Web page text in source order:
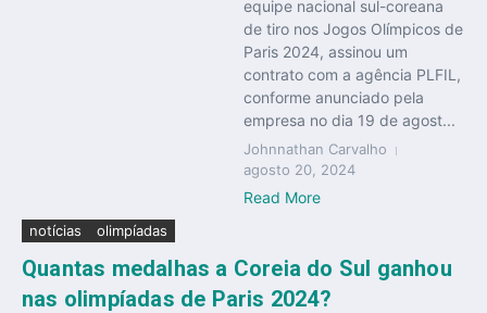
equipe nacional sul-coreana
de tiro nos Jogos Olímpicos de
Paris 2024, assinou um
contrato com a agência PLFIL,
conforme anunciado pela
empresa no dia 19 de agost...
Johnnathan Carvalho
agosto 20, 2024
Read More
notícias olimpíadas
Quantas medalhas a Coreia do Sul ganhou
nas olimpíadas de Paris 2024?